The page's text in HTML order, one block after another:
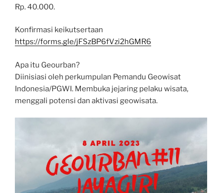
Rp. 40.000.
Konfirmasi keikutsertaan
https://forms.gle/jFSzBP6fVzi2hGMR6
Apa itu Geourban?
Diinisiasi oleh perkumpulan Pemandu Geowisat
Indonesia/PGWI. Membuka jejaring pelaku wisata,
menggali potensi dan aktivasi geowisata.